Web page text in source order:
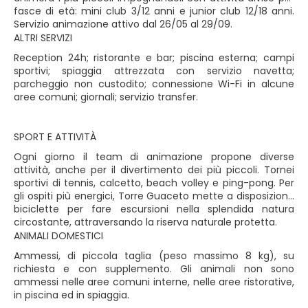
fasce di età: mini club 3/12 anni e junior club 12/18 anni.
Servizio animazione attivo dal 26/05 al 29/09.
ALTRI SERVIZI
Reception 24h; ristorante e bar; piscina esterna; campi
sportivi; spiaggia attrezzata con servizio navetta;
parcheggio non custodito; connessione Wi-Fi in alcune
aree comuni; giornali; servizio transfer.
SPORT E ATTIVITÀ
Ogni giorno il team di animazione propone diverse
attività, anche per il divertimento dei più piccoli. Tornei
sportivi di tennis, calcetto, beach volley e ping-pong. Per
gli ospiti più energici, Torre Guaceto mette a disposizione
biciclette per fare escursioni nella splendida natura
circostante, attraversando la riserva naturale protetta.
ANIMALI DOMESTICI
Ammessi, di piccola taglia (peso massimo 8 kg), su
richiesta e con supplemento. Gli animali non sono
ammessi nelle aree comuni interne, nelle aree ristorative,
in piscina ed in spiaggia.